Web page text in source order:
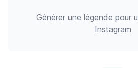
Générer une légende pour
Instagram